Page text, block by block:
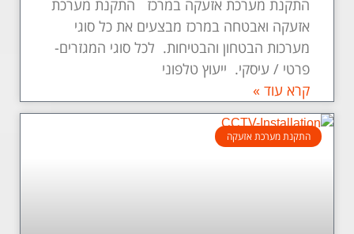
התקנת מערכת אזעקה במרכז התקנת מערכת
אזעקה ואבטחה במרכז מבצעים את כל סוגי
מערכות הבטחון והבטיחות. לכל סוגי המגזרים-
פרטי / עיסקי. ייעוץ טלפוני
קרא עוד »
התקנת מערכת אזעקה